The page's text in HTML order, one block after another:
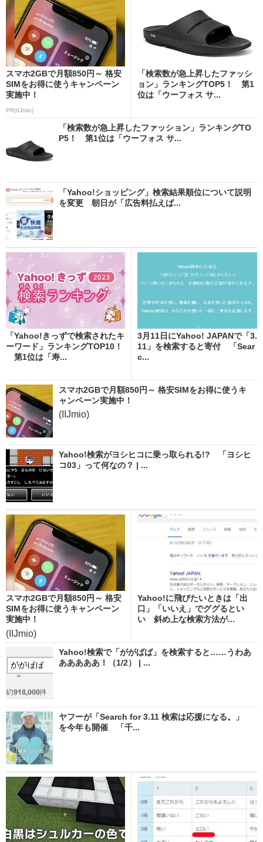
スマホ2GBで月額850円～ 格安
SIMをお得に使うキャンペーン
実施中！
PR(IIJmio)
「検索数が急上昇したファッシ
ョン」ランキングTOP5！ 第1
位は「ウーフォス サ...
「検索数が急上昇したファッション」ランキングTO
P5！ 第1位は「ウーフォス サ...
「Yahoo!ショッピング」検索結果順位について説明
を変更 朝日が「広告料払えば...
「Yahoo!きっずで検索されたキ
ーワード」ランキングTOP10！
第1位は「寿...
3月11日にYahoo! JAPANで「3.
11」を検索すると寄付 「Sear
c...
スマホ2GBで月額850円～ 格安SIMをお得に使うキ
ャンペーン実施中！
(IIJmio)
Yahoo!検索がヨシヒコに乗っ取られる!? 「ヨシヒ
コ03」って何なの？ | ...
スマホ2GBで月額850円～ 格安
SIMをお得に使うキャンペーン
実施中！
(IIJmio)
Yahoo!に飛びたいときは「出
口」「いいえ」でググるとい
い 斜め上な検索方法が...
Yahoo!検索で「ががばば」を検索すると……うわあ
あああああ！（1/2） | ...
ヤフーが「Search for 3.11 検索は応援になる。」
を今年も開催 「千...